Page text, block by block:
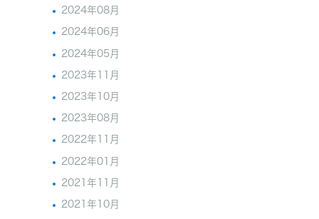
2024年08月
2024年06月
2024年05月
2023年11月
2023年10月
2023年08月
2022年11月
2022年01月
2021年11月
2021年10月